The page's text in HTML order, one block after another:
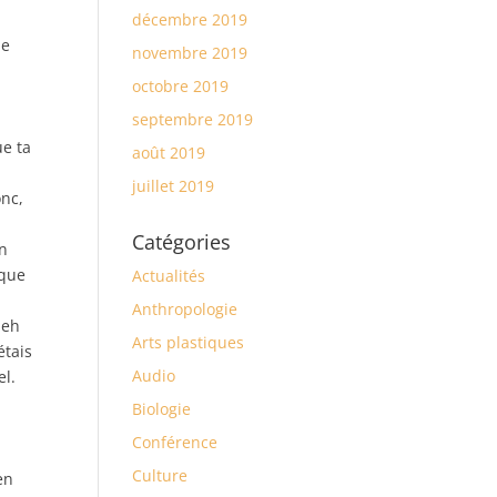
ta
décembre 2019
novembre 2019
octobre 2019
septembre 2019
août 2019
juillet 2019
Catégories
Actualités
Anthropologie
Arts plastiques
Audio
Biologie
Conférence
Culture